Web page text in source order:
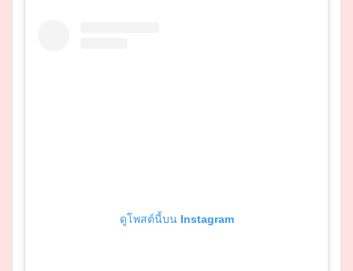
ดูโพสต์นี้บน Instagram